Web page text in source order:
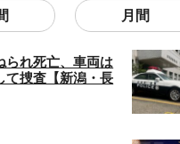
月間
られ死亡、車両は
捜査【新潟・長